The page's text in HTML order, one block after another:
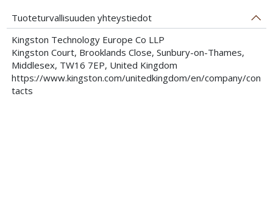
Tuoteturvallisuuden yhteystiedot
Kingston Technology Europe Co LLP
Kingston Court, Brooklands Close, Sunbury-on-Thames,
Middlesex, TW16 7EP, United Kingdom
https://www.kingston.com/unitedkingdom/en/company/con
tacts